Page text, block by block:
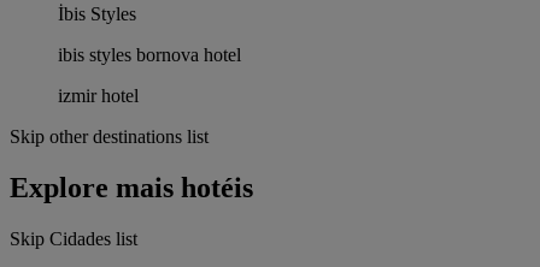
İbis Styles
ibis styles bornova hotel
izmir hotel
Skip other destinations list
Explore mais hotéis
Skip Cidades list